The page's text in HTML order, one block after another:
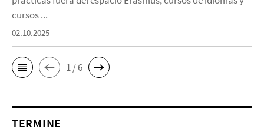
cursos ...
02.10.2025
1 / 6
TERMINE